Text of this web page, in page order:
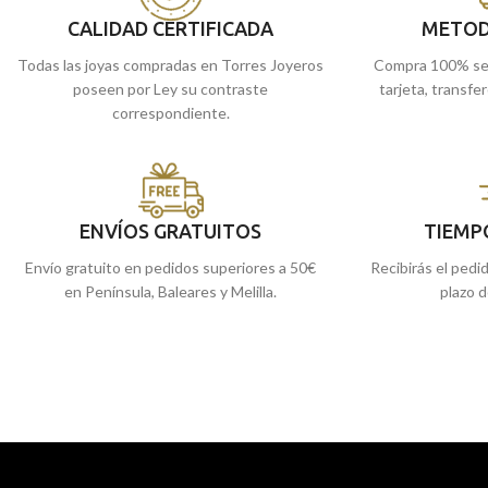
CALIDAD CERTIFICADA
Todas las joyas compradas en Torres Joyeros
poseen por Ley su contraste
correspondiente.
Compra 100%
tarjeta,
ENVÍOS GRATUITOS
Envío gratuito en pedidos superiores a 50€
en Península, Baleares y Melilla.
Recibirás el
plazo